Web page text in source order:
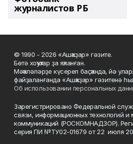
журналистов РБ
© 1990 - 2026 «Ашҡаҙар» гәзите.
Бөтә хоҡуҡтар ҙа яҡланған.
Мәҡәләләрҙе күсереп баҫҡанда, йә
файҙаланғанда «Ашҡаҙар» гәзитенә
Об использовании персональных
Зарегистрировано Федеральной
связи, информационных технологий и
коммуникаций (РОСКОМНАДЗОР).
серия ПИ №ТУ02-01679 от 22 июля